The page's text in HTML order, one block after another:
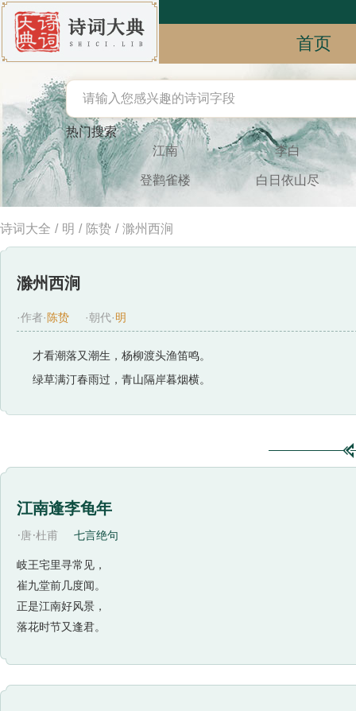
首页
热门搜索
江南
李白
登鹳雀楼 白日依山尽
诗词大全 / 明 / 陈贽 / 滁州西涧
滁州西涧
·作者· 陈贽 ·朝代·明
才看潮落又潮生，杨柳渡头渔笛鸣。
绿草满汀春雨过，青山隔岸暮烟横。
江南逢李龟年
·唐·杜甫 七言绝句
岐王宅里寻常见，
崔九堂前几度闻。
正是江南好风景，
落花时节又逢君。